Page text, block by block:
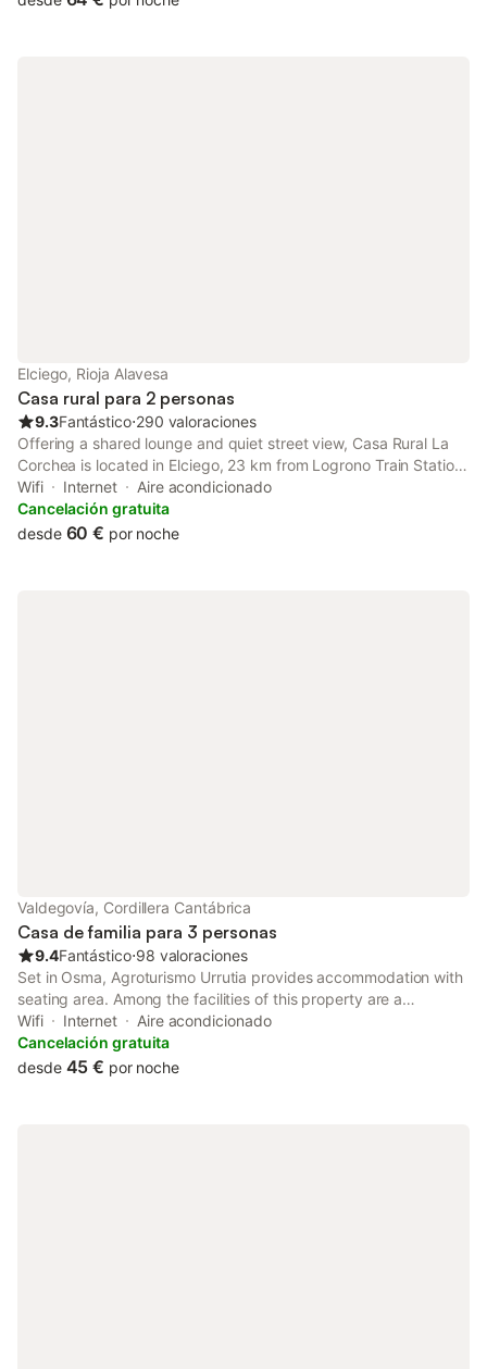
Elciego, Rioja Alavesa
Casa rural para 2 personas
9.3Fantástico⋅290 valoraciones
Offering a shared lounge and quiet street view, Casa Rural La
Corchea is located in Elciego, 23 km from Logrono Train Station
and 23 km from Co-Cathedral of Santa María de la Redonda.
Wifi Internet
Aire acondicionado
Cancelación gratuita
desde 60 € por noche
Valdegovía, Cordillera Cantábrica
Casa de familia para 3 personas
9.4Fantástico⋅98 valoraciones
Set in Osma, Agroturismo Urrutia provides accommodation with
seating area. Among the facilities of this property are a
restaurant, a 24-hour front desk and a housekeeping service,
along with free WiFi throughout the property.
Wifi Internet
Aire acondicionado
Cancelación gratuita
desde 45 € por noche